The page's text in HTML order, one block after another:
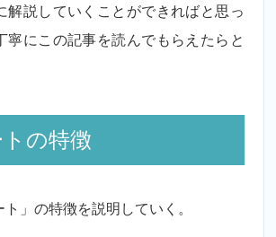
解説していくことができればと思っ
寧にこの記事を読んでもらえたらと
の特徴
」の特徴を説明していく。